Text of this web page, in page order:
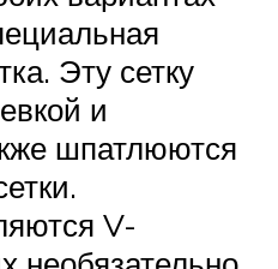
Эту сетку
и
шпатлюются
V-